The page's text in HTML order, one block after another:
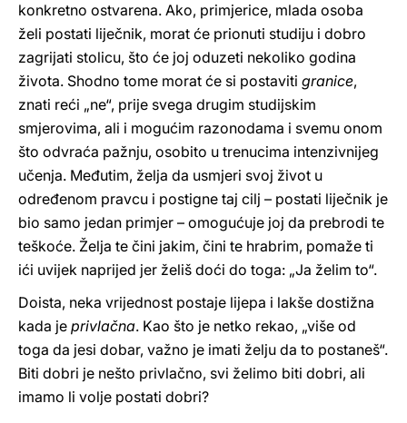
konkretno ostvarena. Ako, primjerice, mlada osoba
želi postati liječnik, morat će prionuti studiju i dobro
zagrijati stolicu, što će joj oduzeti nekoliko godina
života. Shodno tome morat će si postaviti granice,
znati reći „ne“, prije svega drugim studijskim
smjerovima, ali i mogućim razonodama i svemu onom
što odvraća pažnju, osobito u trenucima intenzivnijeg
učenja. Međutim, želja da usmjeri svoj život u
određenom pravcu i postigne taj cilj – postati liječnik je
bio samo jedan primjer – omogućuje joj da prebrodi te
teškoće. Želja te čini jakim, čini te hrabrim, pomaže ti
ići uvijek naprijed jer želiš doći do toga: „Ja želim to“.
Doista, neka vrijednost postaje lijepa i lakše dostižna
kada je privlačna. Kao što je netko rekao, „više od
toga da jesi dobar, važno je imati želju da to postaneš“.
Biti dobri je nešto privlačno, svi želimo biti dobri, ali
imamo li volje postati dobri?